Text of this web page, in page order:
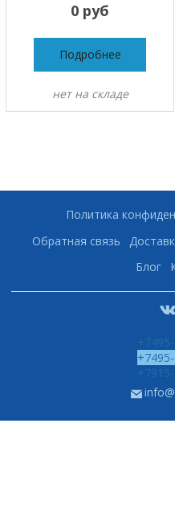
0 руб
Подробнее
нет на складе
Политика
Обратная связь
Блог